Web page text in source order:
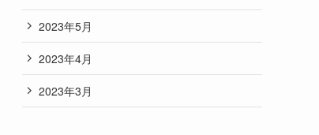
2023年5月
2023年4月
2023年3月